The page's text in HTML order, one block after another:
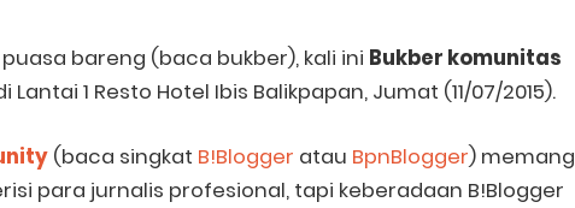
bareng (baca bukber), kali ini Bukber komunitas
Lantai 1 Resto Hotel Ibis Balikpapan, Jumat (11/07/2015).
(baca singkat B!Blogger atau BpnBlogger) memang
para jurnalis profesional, tapi keberadaan B!Blogger